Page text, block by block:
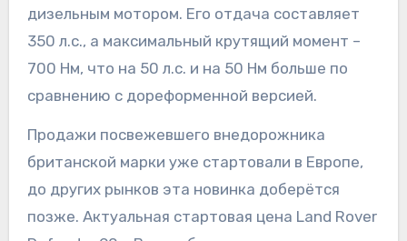
дизельным мотором. Его отдача составляет
350 л.с., а максимальный крутящий момент –
700 Нм, что на 50 л.с. и на 50 Нм больше по
сравнению с дореформенной версией.
Продажи посвежевшего внедорожника
британской марки уже стартовали в Европе,
до других рынков эта новинка доберётся
позже. Актуальная стартовая цена Land Rover